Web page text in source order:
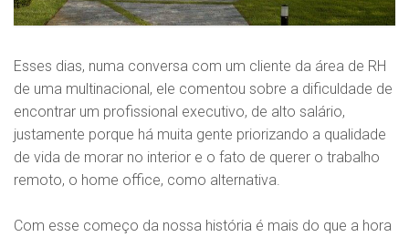
Esses dias, numa conversa com um cliente da área de RH
de uma multinacional, ele comentou sobre a dificuldade de
encontrar um profissional executivo, de alto salário,
justamente porque há muita gente priorizando a qualidade
de vida de morar no interior e o fato de querer o trabalho
remoto, o home office, como alternativa.
Com esse começo da nossa história é mais do que a hora